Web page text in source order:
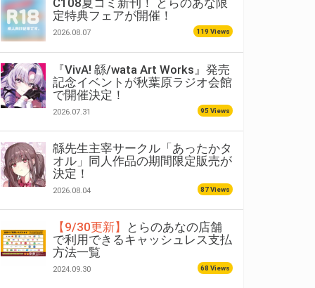
C108夏コミ新刊！ とらのあな限
定特典フェアが開催！
2026.08.07 119 Views
『VivA! 緜/wata Art Works』発売
記念イベントが秋葉原ラジオ会館
で開催決定！
2026.07.31 95 Views
緜先生主宰サークル「あったかタ
オル」同人作品の期間限定販売が
決定！
2026.08.04 87 Views
【9/30更新】
とらのあなの店舗
で利用できるキャッシュレス支払
方法一覧
2024.09.30 68 Views